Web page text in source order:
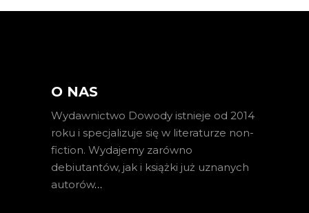
O NAS
Wydawnictwo Dowody istnieje od 2014
roku i specjalizuje się w literaturze non-
fiction. Wydajemy zarówno
debiutantów, jak i książki już uznanych
autorów…